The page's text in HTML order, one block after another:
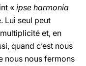
« ipse harmonia
Lui seul peut
et, en
quand c’est nous
nous nous fermons